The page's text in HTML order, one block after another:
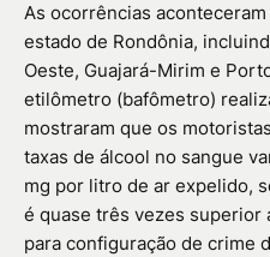
As ocorrências
estado de Rondônia,
Oeste, Guajará-Mirim e
etilômetro (bafômetro)
mostraram que os
taxas de álcool no sangue
mg por litro de ar expelido,
é quase três vezes superior
para configuração de crime